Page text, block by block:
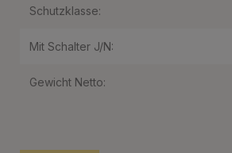
Schutzklasse:
Mit Schalter J/N:
Gewicht Netto: